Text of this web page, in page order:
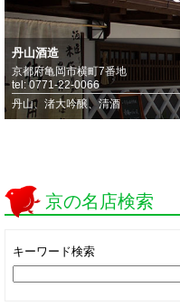
丹山酒造
京都府亀岡市横町7番地
tel: 0771-22-0066
丹山、渚大吟醸、清酒
京の名店検索
キーワード検索